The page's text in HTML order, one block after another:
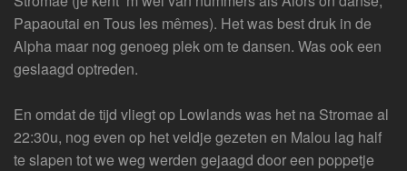
Papaoutai en Tous les mêmes). Het was best druk in de
Alpha maar nog genoeg plek om te dansen. Was ook een
geslaagd optreden.
En omdat de tijd vliegt op Lowlands was het na Stromae al
22:30u, nog even op het veldje gezeten en Malou lag half
te slapen tot we weg werden gejaagd door een poppetje